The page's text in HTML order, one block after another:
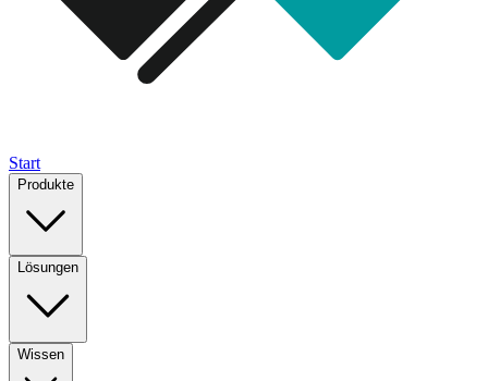
Start
Produkte
Lösungen
Wissen